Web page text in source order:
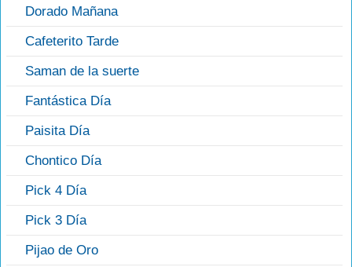
Dorado Mañana
Cafeterito Tarde
Saman de la suerte
Fantástica Día
Paisita Día
Chontico Día
Pick 4 Día
Pick 3 Día
Pijao de Oro